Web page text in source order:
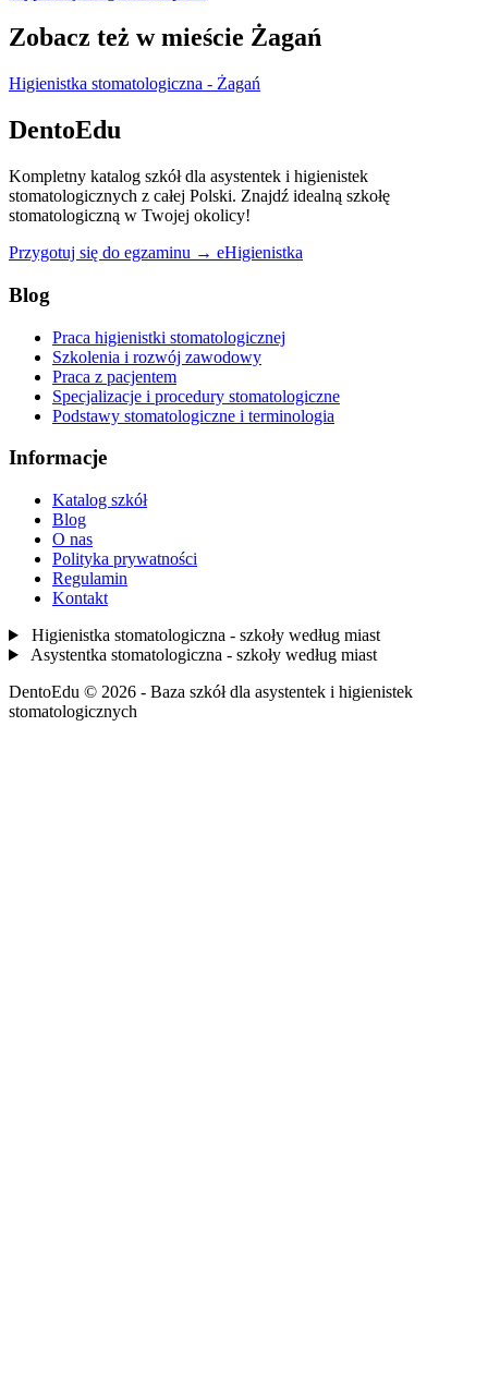
Zobacz też w mieście Żagań
Higienistka stomatologiczna - Żagań
DentoEdu
Kompletny katalog szkół dla asystentek i higienistek
stomatologicznych z całej Polski. Znajdź idealną szkołę
stomatologiczną w Twojej okolicy!
Przygotuj się do egzaminu → eHigienistka
Blog
Praca higienistki stomatologicznej
Szkolenia i rozwój zawodowy
Praca z pacjentem
Specjalizacje i procedury stomatologiczne
Podstawy stomatologiczne i terminologia
Informacje
Katalog szkół
Blog
O nas
Polityka prywatności
Regulamin
Kontakt
Higienistka stomatologiczna - szkoły według miast
Asystentka stomatologiczna - szkoły według miast
DentoEdu © 2026 - Baza szkół dla asystentek i higienistek
stomatologicznych